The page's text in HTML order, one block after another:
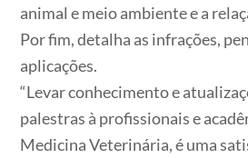
animal e meio ambiente e a
Por fim, detalha as infrações,
aplicações.
“Levar conhecimento e
palestras à profissionais e
Medicina Veterinária, é uma